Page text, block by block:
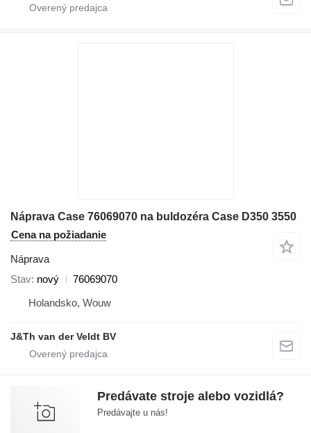
Náprava Case 76069070 na buldozéra Case D350 3550
Cena na požiadanie
Náprava
Stav nový
76069070
Holandsko, Wouw
J&Th van der Veldt BV
Predávate stroje alebo vozidlá?
Predávajte u nás!